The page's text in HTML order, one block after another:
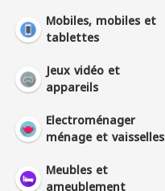
Mobiles, mobiles et
tablettes
Jeux vidéo et
appareils
Electroménager
ménage et vaisselles
Meubles et